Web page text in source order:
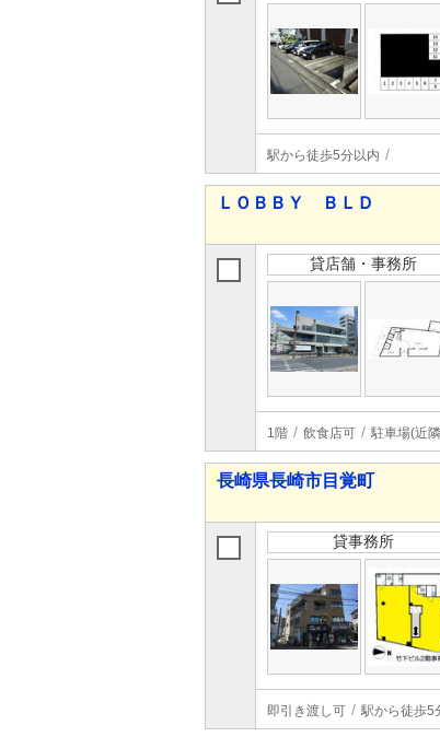
駅から徒歩5分以内
ＬＯＢＢＹ ＢＬＤ
貸店舗・事務所
1階 飲食店可 駐車場(近
長崎県長崎市目覚町
貸事務所
即引き渡し可 駅から徒歩5